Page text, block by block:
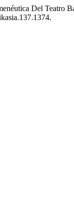
Del Teatro